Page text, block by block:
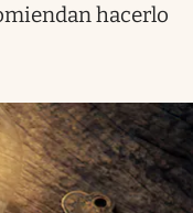
hacerlo